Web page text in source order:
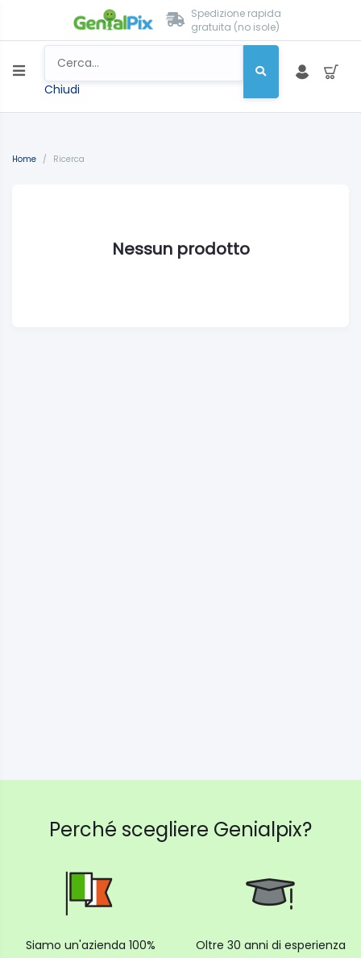
Spedizione rapida
gratuita (no isole)
Chiudi
Home / Ricerca
Nessun prodotto
Perché scegliere Genialpix?
Siamo un'azienda 100%
Oltre 30 anni di esperienza